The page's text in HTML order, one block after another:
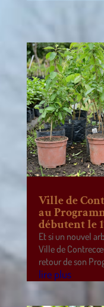
Ville de
au
débutent le
Et si un nouvel
Ville de
retour de son
lire plus